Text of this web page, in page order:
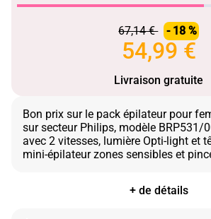
67,14 € - 18 %
54,99 €
Livraison gratuite
Bon prix sur le pack épilateur pour
sur secteur Philips, modèle BRP531/
avec 2 vitesses, lumière Opti-light et
+ de détails